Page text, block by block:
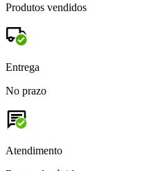
Produtos vendidos
Entrega
No prazo
Atendimento